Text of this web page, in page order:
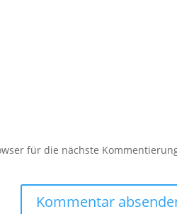
für die nächste